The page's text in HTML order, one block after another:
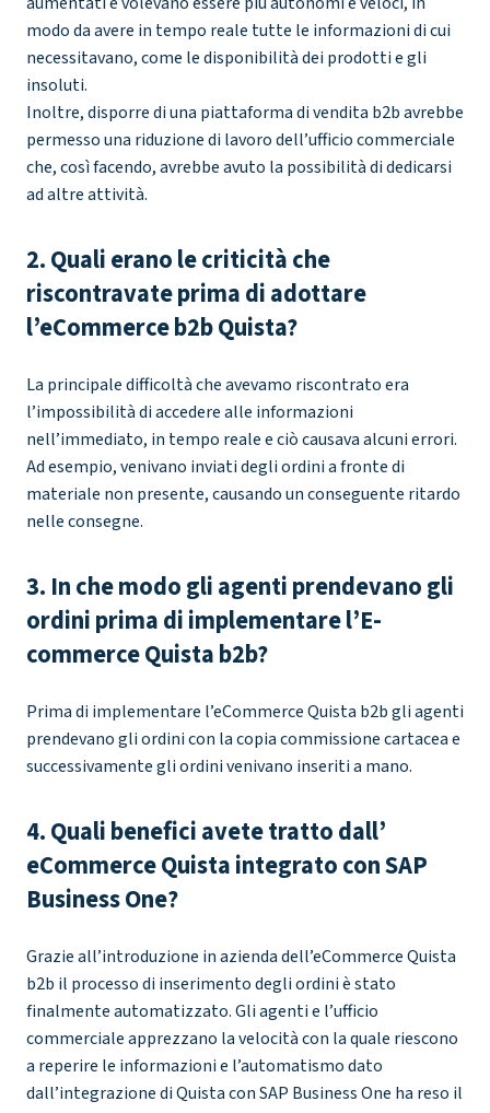
modo da avere in tempo reale tutte le informazioni di cui
necessitavano, come le disponibilità dei prodotti e gli
insoluti.
Inoltre, disporre di una piattaforma di vendita b2b avrebbe
permesso una riduzione di lavoro dell’ufficio commerciale
che, così facendo, avrebbe avuto la possibilità di dedicarsi
ad altre attività.
2. Quali erano le criticità che
riscontravate prima di adottare
l’eCommerce b2b Quista?
La principale difficoltà che avevamo riscontrato era
l’impossibilità di accedere alle informazioni
nell’immediato, in tempo reale e ciò causava alcuni errori.
Ad esempio, venivano inviati degli ordini a fronte di
materiale non presente, causando un conseguente ritardo
nelle consegne.
3. In che modo gli agenti prendevano gli
ordini prima di implementare l’E-
commerce Quista b2b?
Prima di implementare l’eCommerce Quista b2b gli agenti
prendevano gli ordini con la copia commissione cartacea e
successivamente gli ordini venivano inseriti a mano.
4. Quali benefici avete tratto dall’
eCommerce Quista integrato con SAP
Business One?
Grazie all’introduzione in azienda dell’eCommerce Quista
b2b il processo di inserimento degli ordini è stato
finalmente automatizzato. Gli agenti e l’ufficio
commerciale apprezzano la velocità con la quale riescono
a reperire le informazioni e l’automatismo dato
dall’integrazione di Quista con SAP Business One ha reso il